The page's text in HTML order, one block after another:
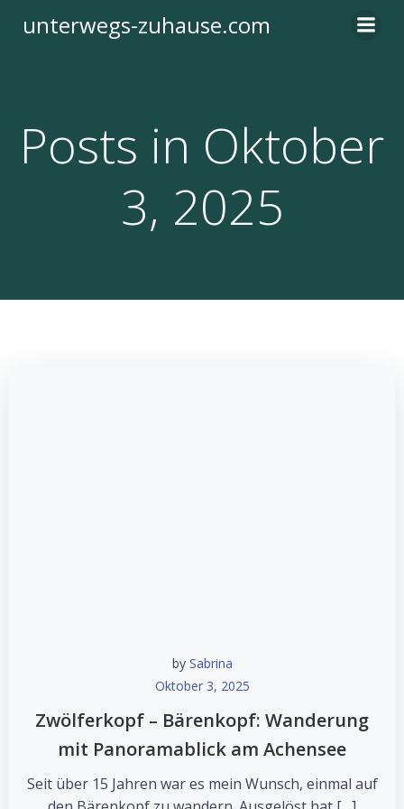
Inhalt
unterwegs-zuhause.com
Posts in Oktober
3, 2025
by Sabrina
Oktober 3, 2025
Zwölferkopf – Bärenkopf: Wanderung
mit Panoramablick am Achensee
Seit über 15 Jahren war es mein Wunsch, einmal auf